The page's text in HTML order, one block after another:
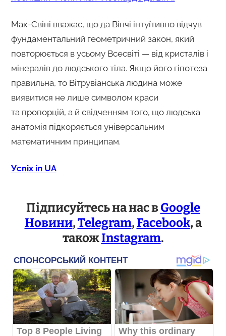
Мак-Свіні вважає, що да Вінчі інтуїтивно відчув
фундаментальний геометричний закон, який
повторюється в усьому Всесвіті — від кристалів і
мінералів до людського тіла. Якщо його гіпотеза
правильна, то Вітрувіанська людина може
виявитися не лише символом краси
та пропорцій, а й свідченням того, що людська
анатомія підкоряється універсальним
математичним принципам.
Успіх in UA
Підписуйтесь на нас вGoogle
Новини,Telegram,Facebook, а
такожInstagram.